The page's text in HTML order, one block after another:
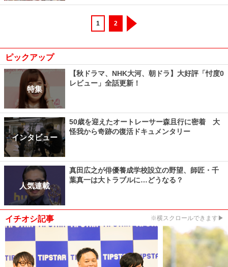
1 2
ピックアップ
特集
【秋ドラマ、NHK大河、朝ドラ】大好評「忖度0
レビュー」全話更新！
インタビュー
50歳を迎えたオートレーサー森且行に密着 大
怪我から奇跡の復活ドキュメンタリー
人気連載
真田広之が俳優養成学校設立の野望、師匠・千
葉真一は大トラブルに…どうなる？
イチオシ記事 ※横スクロールできます▶